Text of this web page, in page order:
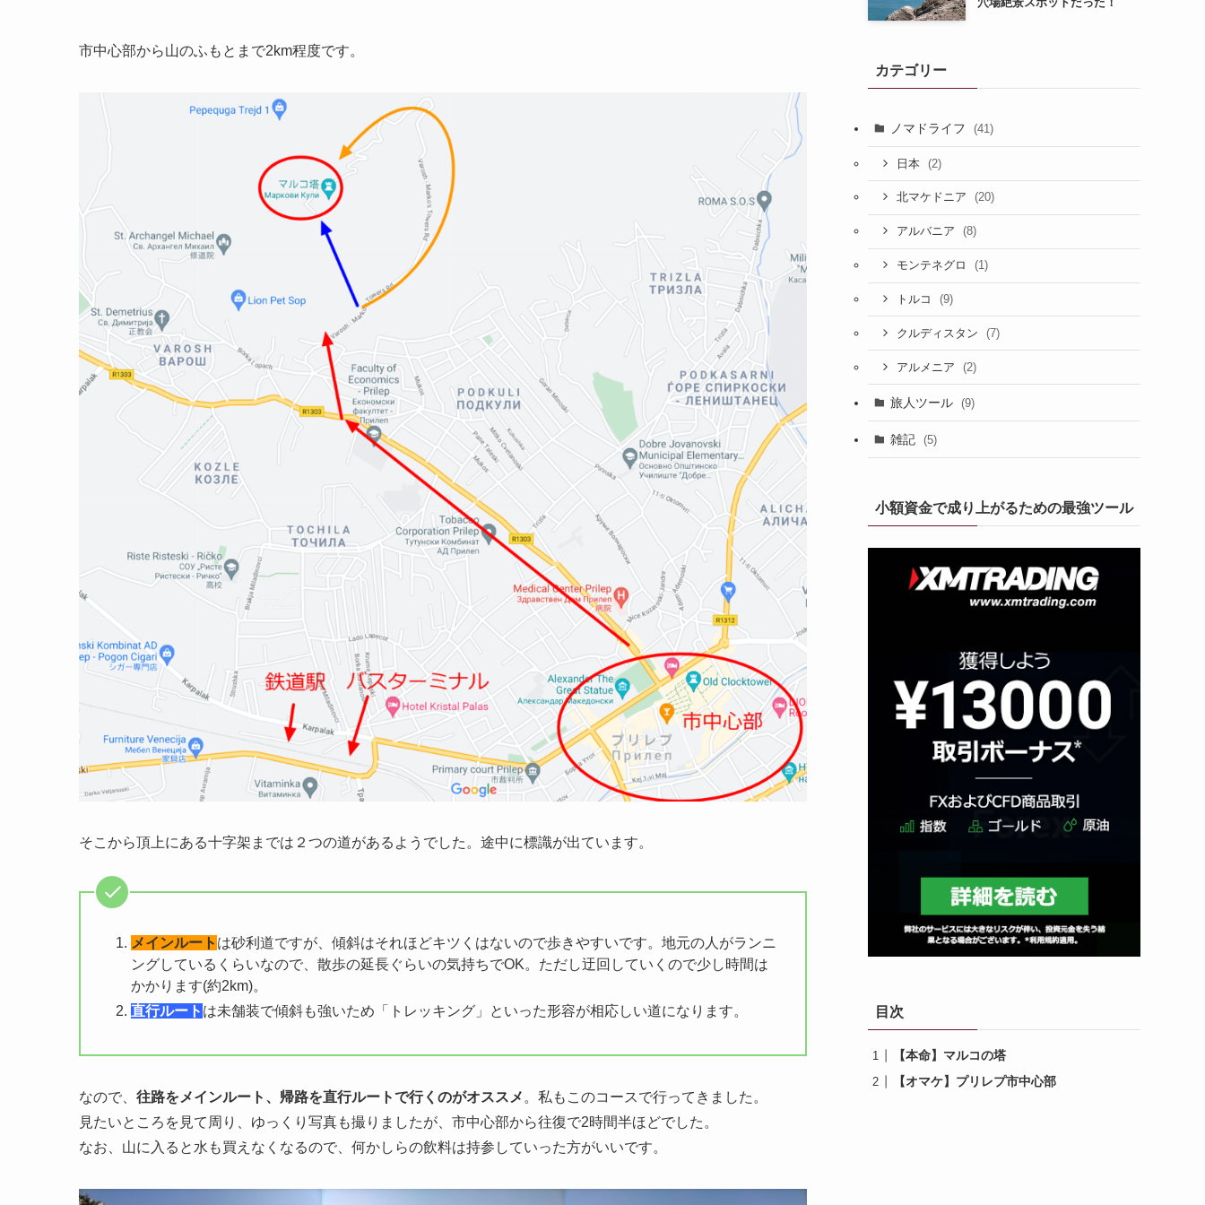
市中心部から山のふもとまで2km程度です。
そこから頂上にある十字架までは２つの道があるようでした。途中に標識が出ています。
メインルート は砂利道ですが、傾斜はそれほどキツくはないので歩きやすいです。地元の人がランニ
ングしているくらいなので、散歩の延長ぐらいの気持ちでOK。ただし迂回していくので少し時間は
かかります(約2km)。
直行ルート は未舗装で傾斜も強いため「トレッキング」といった形容が相応しい道になります。
なので、 往路をメインルート、帰路を直行ルートで行くのがオススメ。私もこのコースで行ってきました。
見たいところを見て周り、ゆっくり写真も撮りましたが、市中心部から往復で2時間半ほどでした。
なお、山に入ると水も買えなくなるので、何かしらの飲料は持参していった方がいいです。
カテゴリー
ノマドライフ (41)
日本 (2)
北マケドニア (20)
アルバニア (8)
モンテネグロ (1)
トルコ (9)
クルディスタン (7)
アルメニア (2)
旅人ツール (9)
雑記 (5)
小額資金で成り上がるための最強ツール
目次
【本命】マルコの塔
【オマケ】プリレプ市中心部